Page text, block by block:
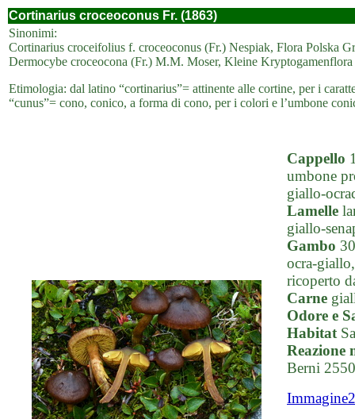
Cortinarius croceoconus Fr. (1863)
Sinonimi:
Cortinarius croceifolius f. croceoconus (Fr.) Nespiak, Flora Polska
Dermocybe croceocona (Fr.) M.M. Moser, Kleine
Etimologia: dal latino “cortinarius”= attinente alle cortine, per i
“cunus”= cono, conico, a forma di cono, per i colori e l’umbone
Cappello
umbone
giallo-
Lamelle
giallo-
Gambo
ocra-
ricoperto
Carne
Odore e
Habitat
Reazione
Berni
Immagine2